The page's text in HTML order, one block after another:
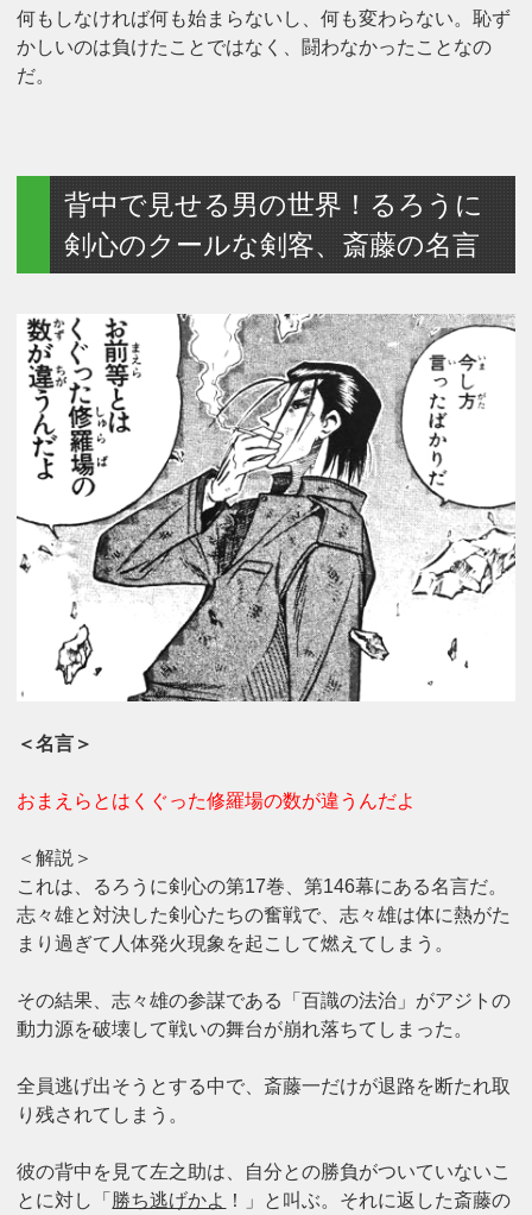
何もしなければ何も始まらないし、何も変わらない。恥ず
かしいのは負けたことではなく、闘わなかったことなの
だ。
背中で見せる男の世界！るろうに
剣心のクールな剣客、斎藤の名言
＜名言＞
おまえらとはくぐった修羅場の数が違うんだよ
＜解説＞
これは、るろうに剣心の第17巻、第146幕にある名言だ。
志々雄と対決した剣心たちの奮戦で、志々雄は体に熱がた
まり過ぎて人体発火現象を起こして燃えてしまう。
その結果、志々雄の参謀である「百識の法治」がアジトの
動力源を破壊して戦いの舞台が崩れ落ちてしまった。
全員逃げ出そうとする中で、斎藤一だけが退路を断たれ取
り残されてしまう。
彼の背中を見て左之助は、自分との勝負がついていないこ
とに対し「 勝ち逃げかよ ！」と叫ぶ。それに返した斎藤の